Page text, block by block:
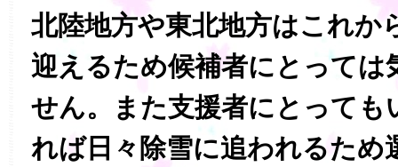
北陸地方や東北地方はこれか
迎えるため候補者にとっては
せん。また支援者にとっても
れば日々除雪に追われるため